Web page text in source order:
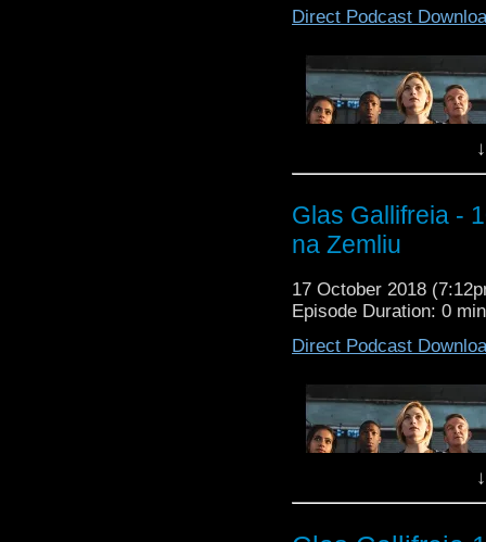
Direct Podcast
Tiber i Leir sobralis'
vashim usham.
Glas Gallifreia -
na Zemliu
17 October 2018
Episode Duration: 0
Direct Podcast